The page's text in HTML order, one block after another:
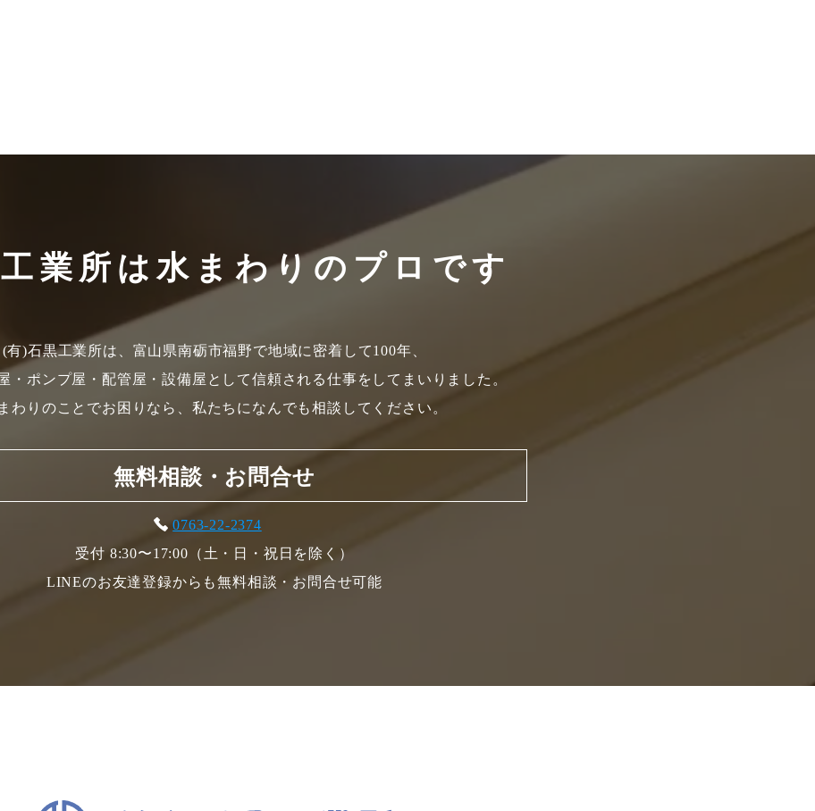
業所は水まわりのプロです
(有)石黒工業所は、富山県南砺市福野で地域に密着して100年、
・ポンプ屋・配管屋・設備屋として信頼される仕事をしてまいりました。
わりのことでお困りなら、私たちになんでも相談してください。
無料相談・お問合せ
0763-22-2374
受付 8:30〜17:00（土・日・祝日を除く）
LINEのお友達登録からも無料相談・お問合せ可能